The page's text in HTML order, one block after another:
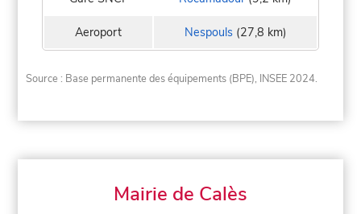
Aeroport Nespouls(27,8 km)
Source : Base permanente des équipements (BPE), INSEE 2024.
Mairie de Calès